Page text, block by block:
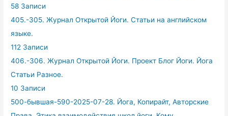
58 Записи
405.-305. Журнал Открытой Йоги. Статьи на английском
языке.
112 Записи
406.-306. Журнал Открытой Йоги. Проект Блог Йоги. Йога
Статьи Разное.
10 Записи
500-бывшая-590-2025-07-28. Йога, Копирайт, Авторские